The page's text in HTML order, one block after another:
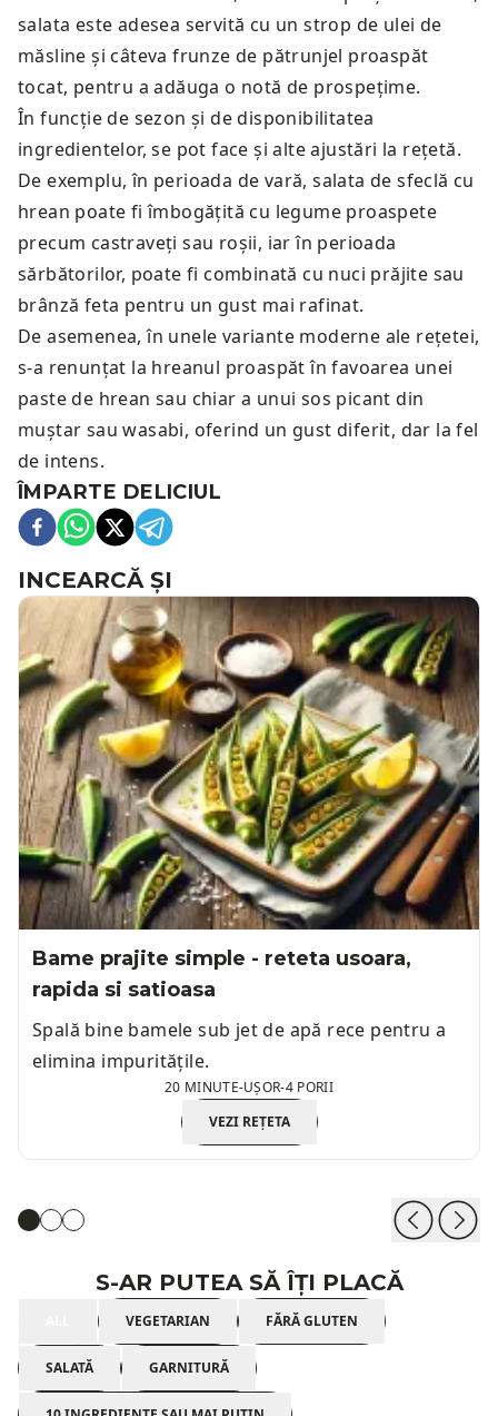
salata este adesea servită cu un strop de ulei de
măsline și câteva frunze de pătrunjel proaspăt
tocat, pentru a adăuga o notă de prospețime.
În funcție de sezon și de disponibilitatea
ingredientelor, se pot face și alte ajustări la rețetă.
De exemplu, în perioada de vară, salata de sfeclă cu
hrean poate fi îmbogățită cu legume proaspete
precum castraveți sau roșii, iar în perioada
sărbătorilor, poate fi combinată cu nuci prăjite sau
brânză feta pentru un gust mai rafinat.
De asemenea, în unele variante moderne ale rețetei,
s-a renunțat la hreanul proaspăt în favoarea unei
paste de hrean sau chiar a unui sos picant din
muștar sau wasabi, oferind un gust diferit, dar la fel
de intens.
ÎMPARTE DELICIUL
INCEARCĂ ȘI
Bame prajite simple - reteta usoara,
rapida si satioasa
Spală bine bamele sub jet de apă rece pentru a
elimina impuritățile.
20 MINUTE-UȘOR-4 PORII
VEZI REȚETA
S-AR PUTEA SĂ ÎȚI PLACĂ
VEGETARIAN FĂRĂ GLUTEN
SALATĂ GARNITURĂ